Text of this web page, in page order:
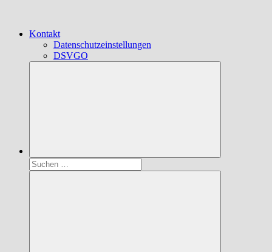
Kontakt
Datenschutzeinstellungen
DSVGO
Suchen
nach: